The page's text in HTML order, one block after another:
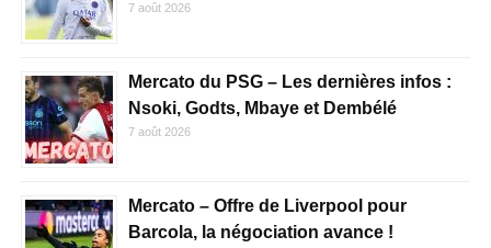
7 août 2026
Mercato du PSG – Les dernières infos :
Nsoki, Godts, Mbaye et Dembélé
7 août 2026
Mercato – Offre de Liverpool pour
Barcola, la négociation avance !